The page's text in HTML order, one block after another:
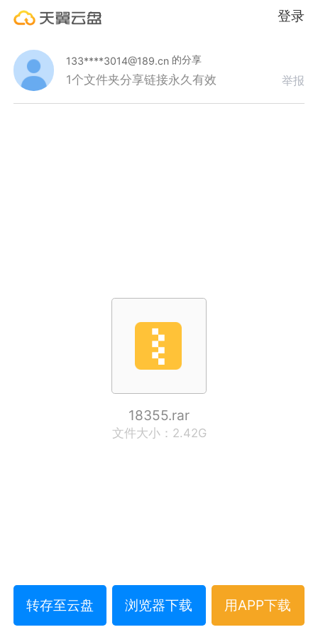
登录
133****3014@189.cn 的分享
1个文件夹分享链接永久有效 举报
18355.rar
文件大小：2.42G
转存至云盘 浏览器下载 用APP下载